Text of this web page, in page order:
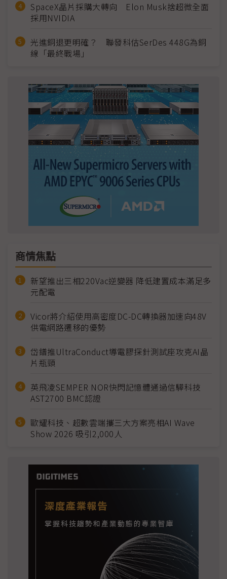
SpaceX晶片採購大轉向 Elon Musk捨超微全面
採用NVIDIA
光進銅退更明確？ 聯發科估SerDes 448G為銅
線「最終戰場」
商情焦點
新望推出三相220Vac逆變器 降低建置成本滿足多
元配電
Vicor將介紹使用高密度DC-DC轉換器加速向48V
供電網路遷移的優勢
岱鐠推UltraConduct導電膠探針測試座攻克AI晶
片瓶頸
英飛凌SEMPER NOR快閃記憶體通過信驊科技
AST2700 BMC認證
歐耀科技、超數雲端攜三大方案亮相AI Wave
Show 2026 吸引2,000人